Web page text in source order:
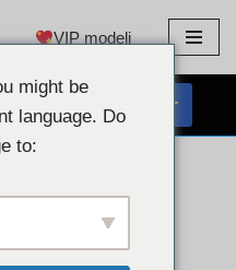
VIP modeli
KAMERO
might be
language. Do
to: